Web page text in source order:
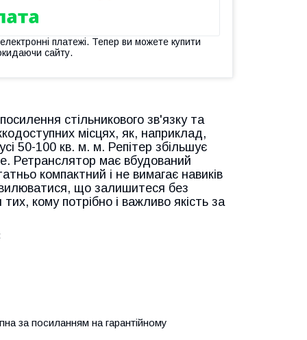
платежі. Тепер ви можете купити
сайту.
стільникового зв'язку та
місцях, як, наприклад,
50-100 кв. м. м. Репітер збільшує
Ретранслятор має вбудований
компактний і не вимагає навиків
що залишитеся без
кому потрібно і важливо якість за
за посиланням на гарантійному